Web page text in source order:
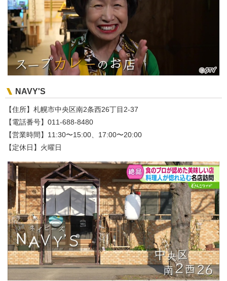
NAVY'S
【住所】札幌市中央区南2条西26丁目2-37
【電話番号】011-688-8480
【営業時間】11:30〜15:00、17:00〜20:00
【定休日】火曜日